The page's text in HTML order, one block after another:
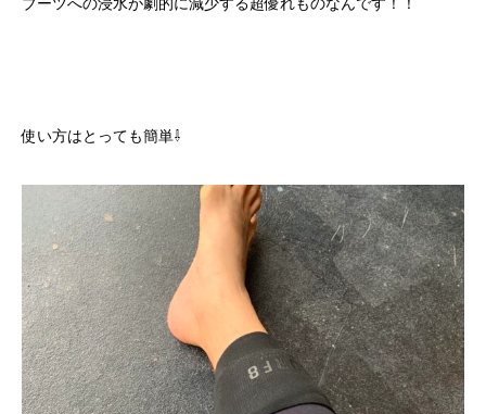
使い方はとっても簡単⇩